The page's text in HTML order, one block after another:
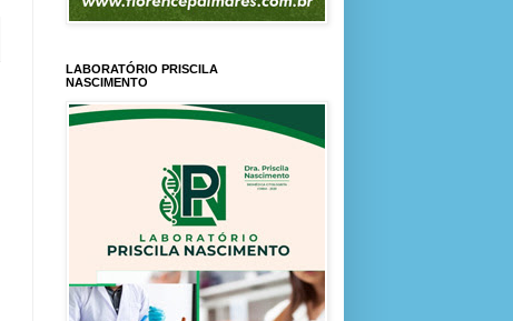
LABORATÓRIO PRISCILA
NASCIMENTO